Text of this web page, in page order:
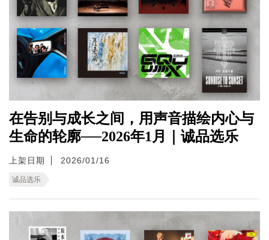
在告别与成长之间，用声音描绘内心与
生命的轮廓──2026年1月｜诚品选乐
上架日期 2026/01/16
诚品选乐